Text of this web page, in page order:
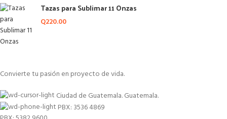
Tazas para Sublimar 11 Onzas
Q220.00
Convierte tu pasión en proyecto de vida.
Ciudad de Guatemala. Guatemala.
PBX: 3536 4869